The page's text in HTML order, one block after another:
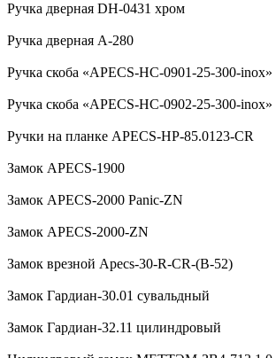
Ручка дверная DH-0431 хром
Ручка дверная А-280
Ручка скоба «APECS-HC-0901-25-300-inox»
Ручка скоба «APECS-HC-0902-25-300-inox»
Ручки на планке APECS-HP-85.0123-CR
Замок APECS-1900
Замок APECS-2000 Panic-ZN
Замок APECS-2000-ZN
Замок врезной Apecs-30-R-CR-(B-52)
Замок Гардиан-30.01 сувальдный
Замок Гардиан-32.11 цилиндровый